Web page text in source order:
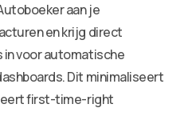
aan je
en krijg direct
voor automatische
Dit minimaliseert
first-time-right